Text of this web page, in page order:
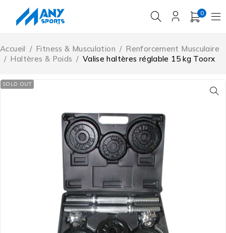
0
Accueil / Fitness & Musculation / Renforcement Musculaire
/ Haltères & Poids / Valise haltères réglable 15 kg Toorx
SOLD OUT